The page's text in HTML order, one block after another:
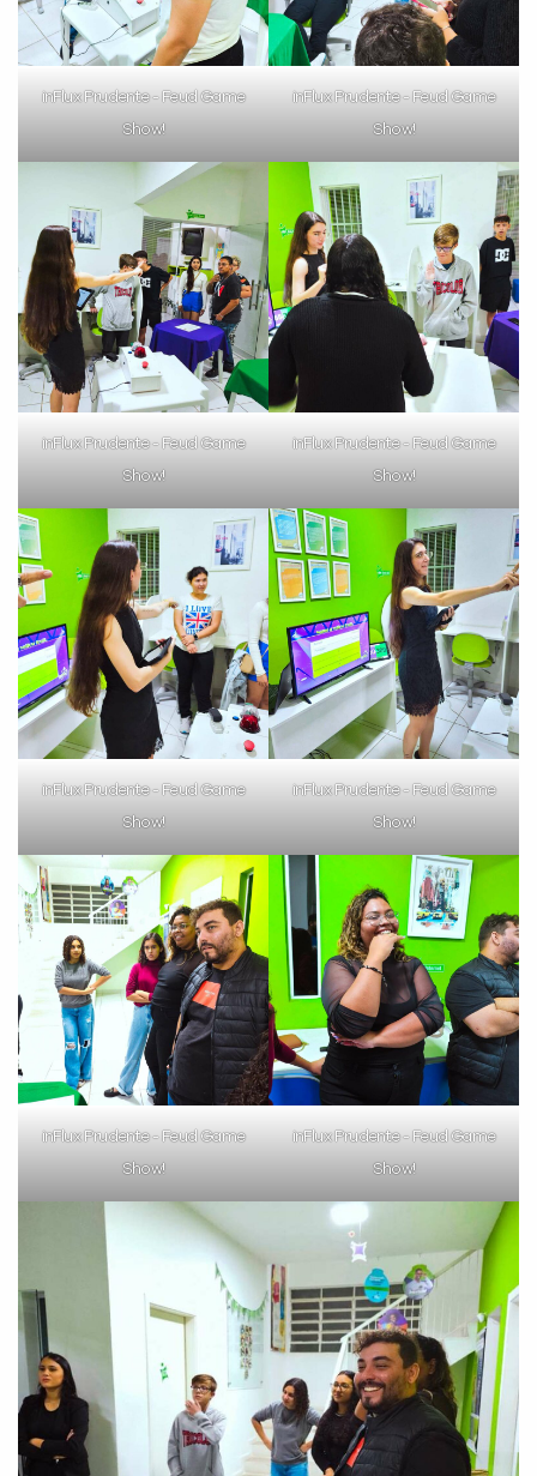
inFlux Prudente - Feud Game
Show!
inFlux Prudente - Feud Game
Show!
inFlux Prudente - Feud Game
Show!
inFlux Prudente - Feud Game
Show!
inFlux Prudente - Feud Game
Show!
inFlux Prudente - Feud Game
Show!
inFlux Prudente - Feud Game
Show!
inFlux Prudente - Feud Game
Show!